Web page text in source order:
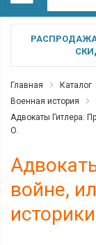
Главная Каталог
Военная история
Адвокаты Гитлера.
О.
войне,